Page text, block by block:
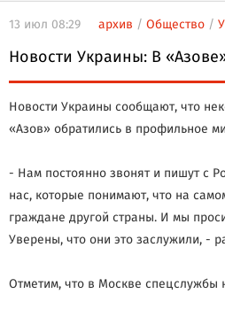
13 июл 08:29 архив / Общество /
Новости Украины: В
Новости Украины сообщают, что
«Азов» обратились в профильное
- Нам постоянно звонят и пишут с
нас, которые понимают, что на
граждане другой страны. И мы
Уверены, что они это заслужили, -
Отметим, что в Москве спецслужбы